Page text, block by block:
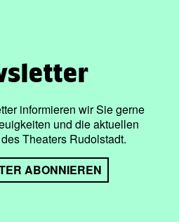
informieren wir Sie gerne
und die aktuellen
Theaters Rudolstadt.
ABONNIEREN